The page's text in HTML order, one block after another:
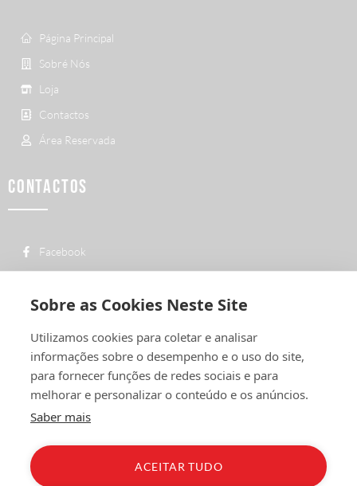
Sobre as Cookies Neste Site
Utilizamos cookies para coletar e analisar
informações sobre o desempenho e o uso do site,
para fornecer funções de redes sociais e para
melhorar e personalizar o conteúdo e os anúncios.
Saber mais
ACEITAR TUDO
Página Principal
Sobré Nós
Loja
Contactos
Área Reservada
CONTACTOS
Facebook
nacional
Rua de Outeiro nº 2132
4760-312 Vila Nova de Famalicão